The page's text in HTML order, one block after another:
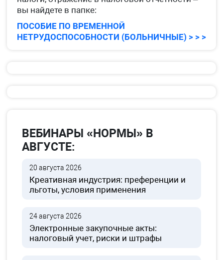
вы найдете в папке:
ПОСОБИЕ ПО ВРЕМЕННОЙ
НЕТРУДОСПОСОБНОСТИ (БОЛЬНИЧНЫЕ) > > >
ВЕБИНАРЫ «НОРМЫ» В
АВГУСТЕ:
20 августа 2026
Креативная индустрия: преференции и
льготы, условия применения
24 августа 2026
Электронные закупочные акты:
налоговый учет, риски и штрафы